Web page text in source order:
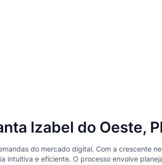
Izabel do Oeste,
do mercado digital. Com a crescente
intuitiva e eficiente. O processo envolve